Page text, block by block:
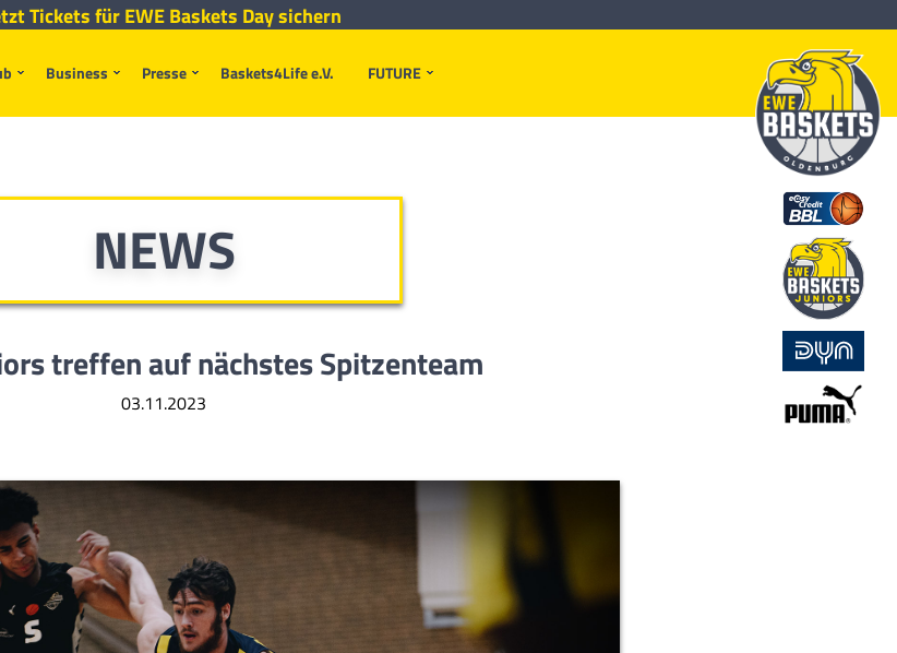
Business Presse Baskets4Life e.V. FUTURE
Tickets für EWE Baskets Day sichern
NEWS
treffen auf nächstes Spitzenteam
03.11.2023